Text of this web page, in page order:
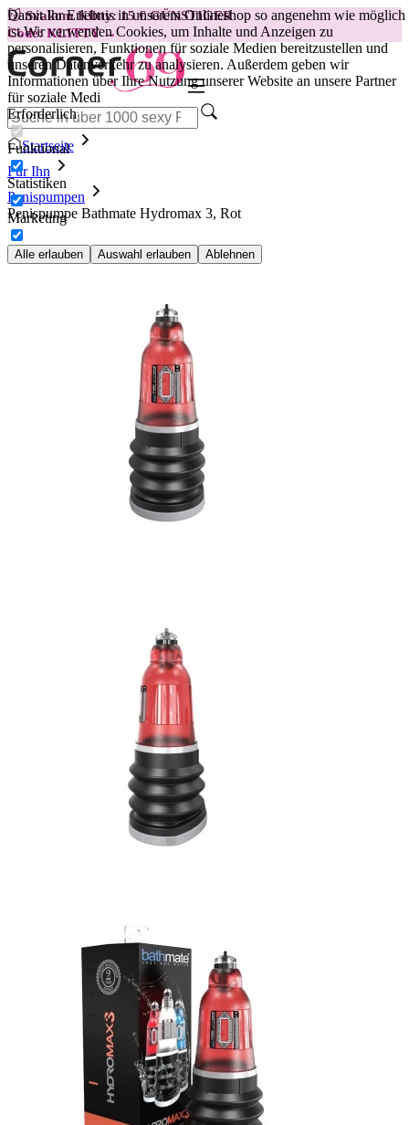
Damit Ihr Erlebnis in unserem Onlineshop so angenehm wie möglich
ist.Wir verwenden Cookies, um Inhalte und Anzeigen zu
personalisieren, Funktionen für soziale Medien bereitzustellen und
unseren Datenverkehr zu analysieren. Außerdem geben wir
Informationen über Ihre Nutzung unserer Website an unsere Partner
für soziale Medi
Erforderlich
Funktional
Statistiken
Marketing
Alle erlauben Auswahl erlauben Ablehnen
😽Svakom Klitty: 15 € GÜNSTIGER
Code: KLITTY →
Startseite
Für Ihn
Penispumpen
Penispumpe Bathmate Hydromax 3, Rot